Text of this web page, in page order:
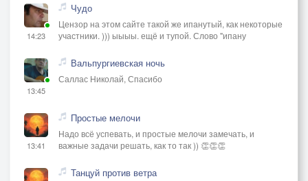
14:23
Чудо
Цензор на этом сайте такой же ипанутый, как некоторые
участники. ))) ыыыы. ещё и тупой. Слово "ипану
13:45
Вальпургиевская ночь
Саллас Николай, Спасибо
13:41
Простые мелочи
Надо всё успевать, и простые мелочи замечать, и
важные задачи решать, как то так )) 👏👏👏
Танцуй против ветра